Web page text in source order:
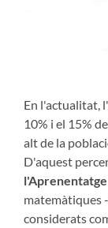
En l'actualitat,
10% i el 15%
alt de la
D'aquest
l'Aprenentatge
matemàtiques
considerats